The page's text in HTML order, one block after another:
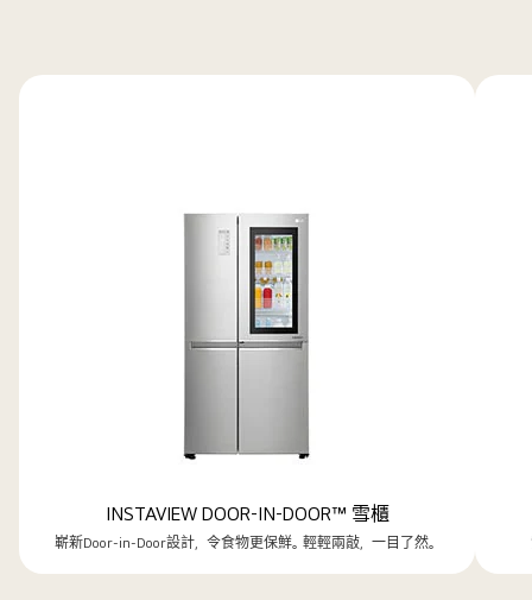
INSTAVIEW DOOR-IN-DOOR™ 雪櫃
嶄新Door-in-Door設計，令食物更保鮮。輕輕兩敲，一目了然。